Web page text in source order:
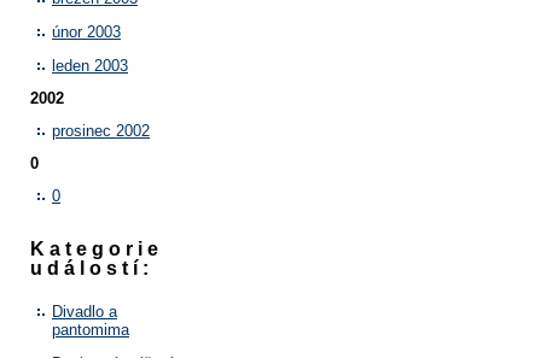
únor 2003
leden 2003
2002
prosinec 2002
0
0
Kategorie
událostí:
Divadlo a
pantomima